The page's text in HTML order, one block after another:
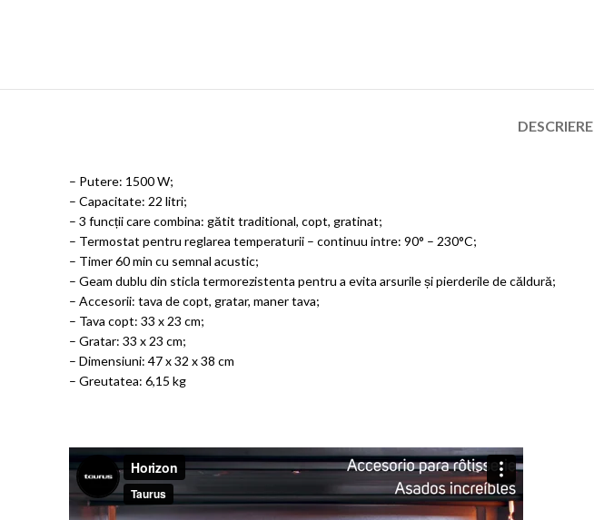
DESCRIERE
– Putere: 1500 W;
– Capacitate: 22 litri;
– 3 funcții care combina: gătit traditional, copt, gratinat;
– Termostat pentru reglarea temperaturii – continuu intre: 90° – 230°C;
– Timer 60 min cu semnal acustic;
– Geam dublu din sticla termorezistenta pentru a evita arsurile și pierderile de căldură;
– Accesorii: tava de copt, gratar, maner tava;
– Tava copt: 33 x 23 cm;
– Gratar: 33 x 23 cm;
– Dimensiuni: 47 x 32 x 38 cm
– Greutatea: 6,15 kg